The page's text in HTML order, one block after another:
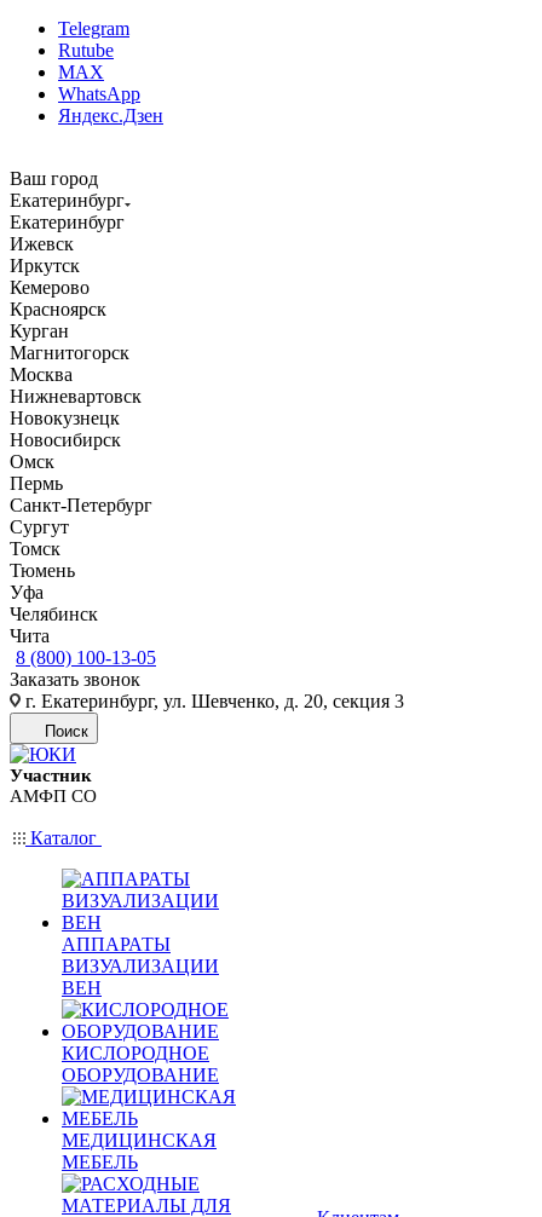
Telegram
Rutube
MAX
WhatsApp
Яндекс.Дзен
Ваш город
Екатеринбург
Екатеринбург
Ижевск
Иркутск
Кемерово
Красноярск
Курган
Магнитогорск
Москва
Нижневартовск
Новокузнецк
Новосибирск
Омск
Пермь
Санкт-Петербург
Сургут
Томск
Тюмень
Уфа
Челябинск
Чита
8 (800) 100-13-05
Заказать звонок
г. Екатеринбург, ул. Шевченко, д. 20, секция 3
Поиск
Участник
АМФП СО
Каталог
АППАРАТЫ
ВИЗУАЛИЗАЦИИ
ВЕН
КИСЛОРОДНОЕ
ОБОРУДОВАНИЕ
МЕДИЦИНСКАЯ
МЕБЕЛЬ